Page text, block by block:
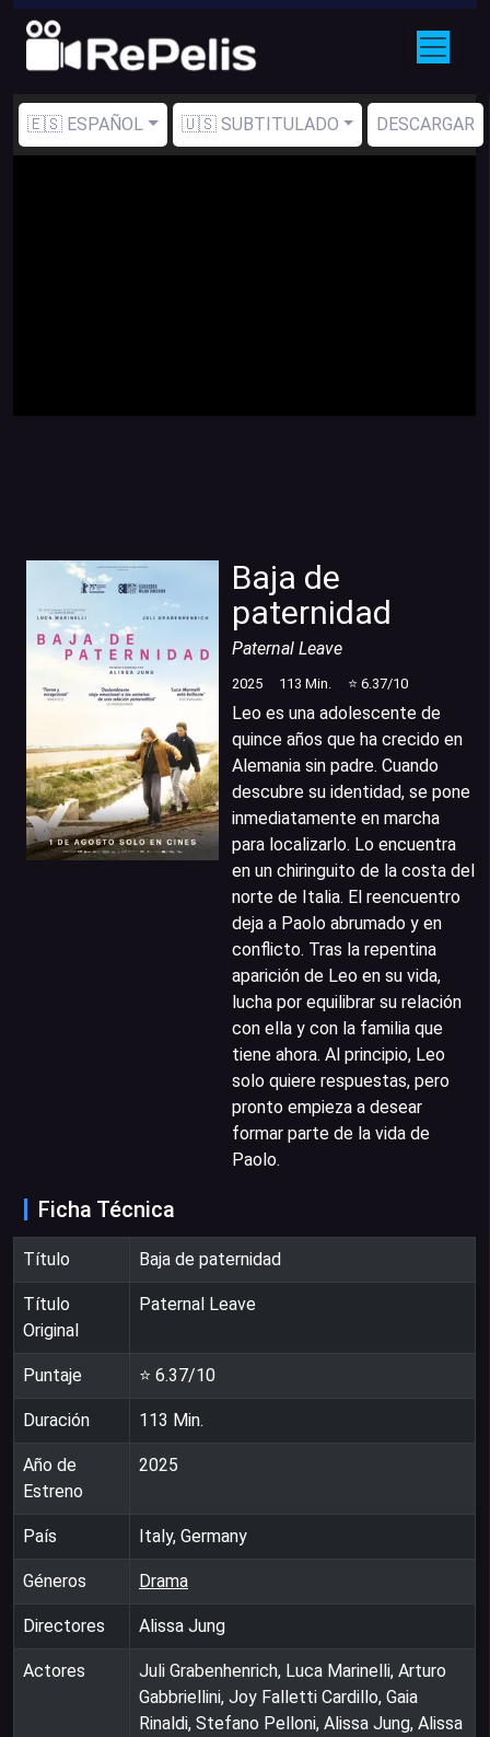
🇪🇸 ESPAÑOL 🇺🇸 SUBTITULADO DESCARGAR
Baja de
paternidad
Paternal Leave
2025 113 Min. ⭐ 6.37/10
Leo es una adolescente de
quince años que ha crecido en
Alemania sin padre. Cuando
descubre su identidad, se pone
inmediatamente en marcha
para localizarlo. Lo encuentra
en un chiringuito de la costa del
norte de Italia. El reencuentro
deja a Paolo abrumado y en
conflicto. Tras la repentina
aparición de Leo en su vida,
lucha por equilibrar su relación
con ella y con la familia que
tiene ahora. Al principio, Leo
solo quiere respuestas, pero
pronto empieza a desear
formar parte de la vida de
Paolo.
Ficha Técnica
Título Baja de paternidad
Título
Original
Paternal Leave
Puntaje ⭐ 6.37/10
Duración 113 Min.
Año de
Estreno
2025
País Italy, Germany
Géneros Drama
Directores Alissa Jung
Actores
Juli Grabenhenrich, Luca Marinelli, Arturo
Gabbriellini, Joy Falletti Cardillo, Gaia
Rinaldi, Stefano Pelloni, Alissa Jung, Alissa